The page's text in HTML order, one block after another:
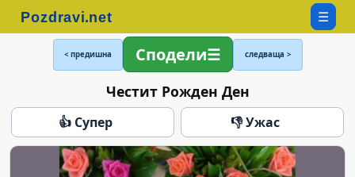
☰
< предишна Сподели следваща >
Честит Рожден Ден
👍 Супер 👎 Ужас